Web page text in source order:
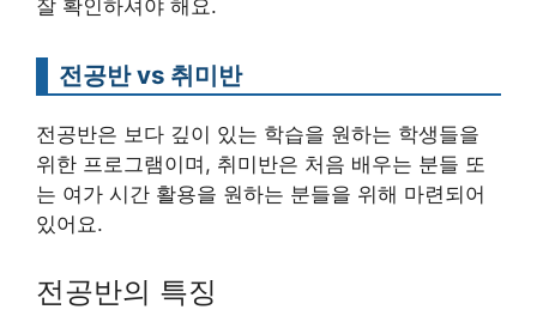
잘 확인하셔야 해요.
전공반 vs 취미반
전공반은 보다 깊이 있는 학습을 원하는 학생들을
위한 프로그램이며, 취미반은 처음 배우는 분들 또
는 여가 시간 활용을 원하는 분들을 위해 마련되어
있어요.
전공반의 특징